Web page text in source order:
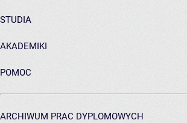
STUDIA
AKADEMIKI
POMOC
ARCHIWUM PRAC DYPLOMOWYCH